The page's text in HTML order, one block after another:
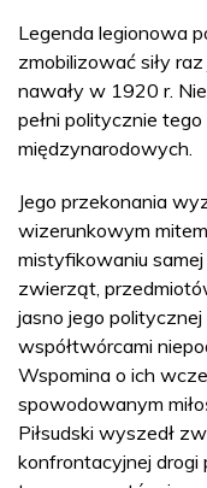
Legenda legionowa
zmobilizować siły
nawały w 1920 r.
pełni politycznie
międzynarodowych.
Jego przekonania
wizerunkowym
mistyfikowaniu
zwierząt,
jasno jego
współtwórcami
Wspomina o ich
spowodowanym
Piłsudski wyszedł
konfrontacyjnej drogi